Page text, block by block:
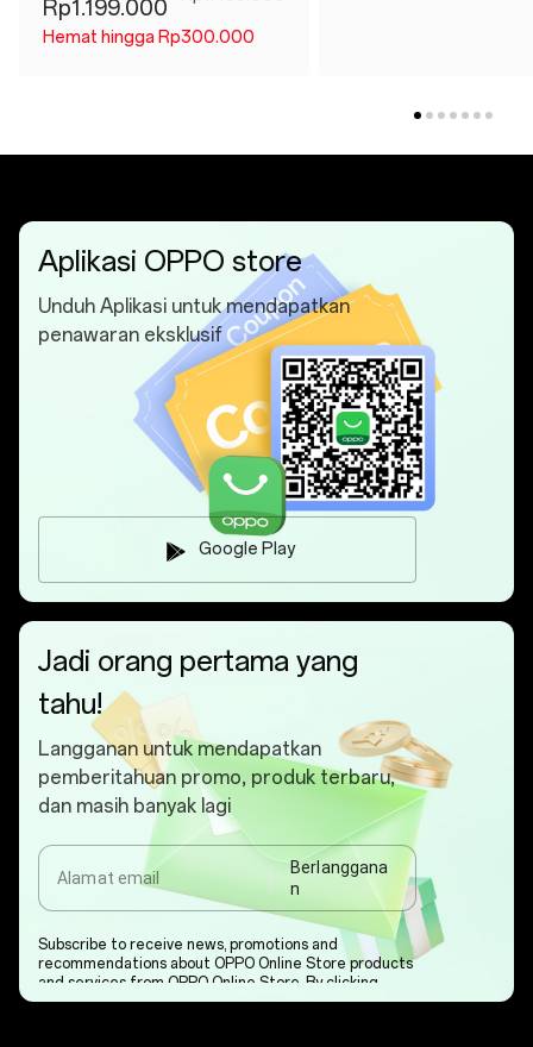
Rp1.199.000
Hemat hingga Rp300.000
Aplikasi OPPO store
Unduh Aplikasi untuk mendapatkan
penawaran eksklusif
Google Play
Jadi orang pertama yang
tahu!
Langganan untuk mendapatkan
pemberitahuan promo, produk terbaru,
dan masih banyak lagi
Alamat email
Berlanggana
n
Subscribe to receive news, promotions and
recommendations about OPPO Online Store products
and services from OPPO Online Store. By clicking
'Confirm' ,you consent to our Kebijakan Privasi.